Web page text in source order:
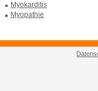
Myokarditis
Myopathie